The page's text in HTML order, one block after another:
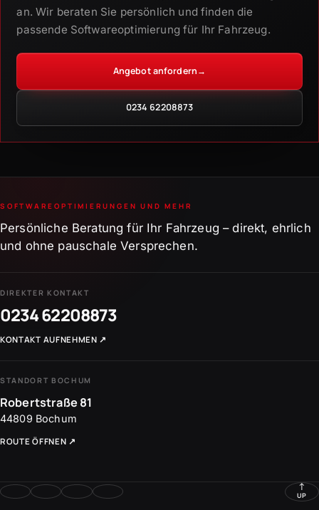
an. Wir beraten Sie persönlich und finden die
passende Softwareoptimierung für Ihr Fahrzeug.
Angebot anfordern→
0234 62208873
SOFTWAREOPTIMIERUNGEN UND MEHR
Persönliche Beratung für Ihr Fahrzeug – direkt, ehrlich
und ohne pauschale Versprechen.
DIREKTER KONTAKT
0234 62208873
KONTAKT AUFNEHMEN ↗
STANDORT BOCHUM
Robertstraße 81
44809 Bochum
ROUTE ÖFFNEN ↗
↑
UP